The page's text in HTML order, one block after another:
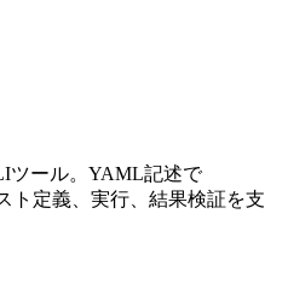
ツール。YAML記述で
ト定義、実行、結果検証を支